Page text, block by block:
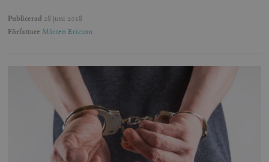
Publicerad 28 juni 2018
Författare Mårten Ericson